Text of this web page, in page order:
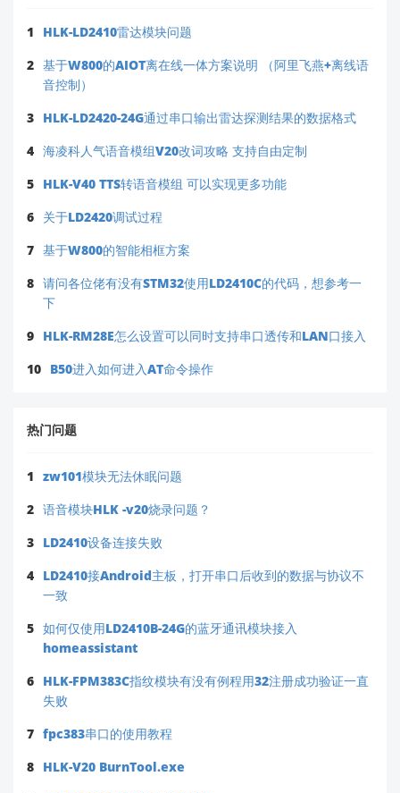
1
HLK-LD2410雷达模块问题
2 基于W800的AIOT离在线一体方案说明 （阿里飞燕+离线语
音控制）
3 HLK-LD2420-24G通过串口输出雷达探测结果的数据格式
4 海凌科人气语音模组V20改词攻略 支持自由定制
5 HLK-V40 TTS转语音模组 可以实现更多功能
6 关于LD2420调试过程
7 基于W800的智能相框方案
8 请问各位佬有没有STM32使用LD2410C的代码，想参考一
下
9 HLK-RM28E怎么设置可以同时支持串口透传和LAN口接入
10 B50进入如何进入AT命令操作
热门问题
1 zw101模块无法休眠问题
2 语音模块HLK -v20烧录问题？
3 LD2410设备连接失败
4 LD2410接Android主板，打开串口后收到的数据与协议不
一致
5 如何仅使用LD2410B-24G的蓝牙通讯模块接入
homeassistant
6 HLK-FPM383C指纹模块有没有例程用32注册成功验证一直
失败
7 fpc383串口的使用教程
8 HLK-V20 BurnTool.exe